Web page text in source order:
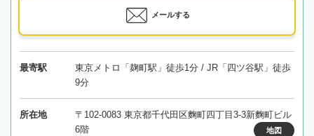
メールする
最寄駅
東京メトロ「麹町駅」徒歩1分 / JR「四ツ谷駅」徒歩
9分
所在地
〒102-0083 東京都千代田区麴町四丁目3-3新麴町ビル
6階
地図